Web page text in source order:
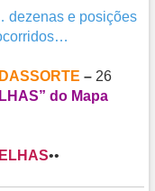
dezenas e posições
– 26
do Mapa
••